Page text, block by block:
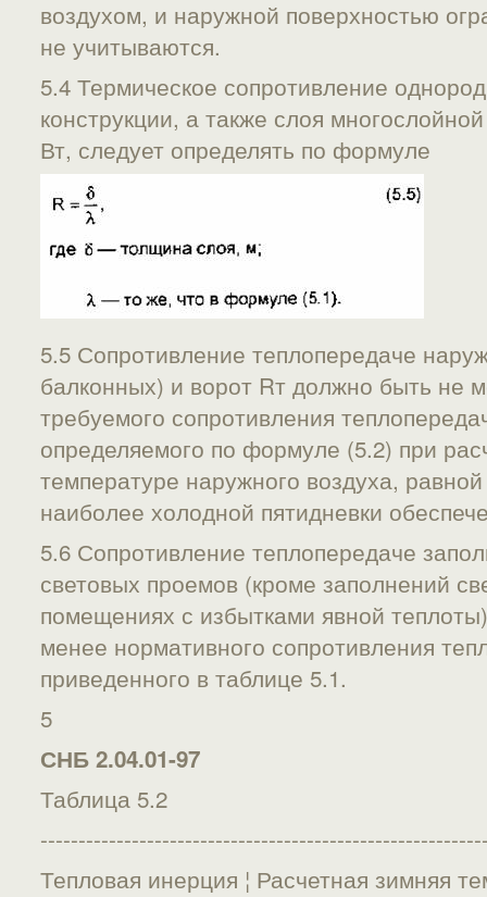
воздухом, и наружной поверхностью
не учитываются.
5.4 Термическое сопротивление
конструкции, а также слоя
Вт, следует определять по формуле
5.5 Сопротивление теплопередаче
балконных) и ворот Rт должно быть не
требуемого сопротивления
определяемого по формуле (5.2) при
температуре наружного воздуха,
наиболее холодной пятидневки
5.6 Сопротивление теплопередаче
световых проемов (кроме заполнений
помещениях с избытками явной
менее нормативного сопротивления
приведенного в таблице 5.1.
5
СНБ 2.04.01-97
Таблица 5.2
Тепловая инерция ¦ Расчетная зимняя